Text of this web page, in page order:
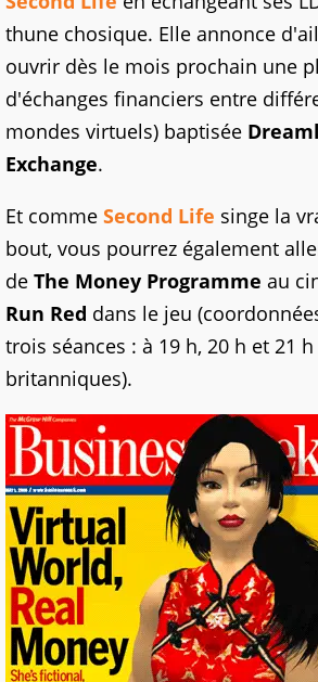
thune chosique. Elle annonce
ouvrir dès le mois prochain une
d'échanges financiers entre
mondes virtuels) baptisée
Exchange.
Et comme Second Life singe la
bout, vous pourrez également
de The Money Programme au
Run Red dans le jeu
trois séances : à 19 h, 20 h et 21
britanniques).